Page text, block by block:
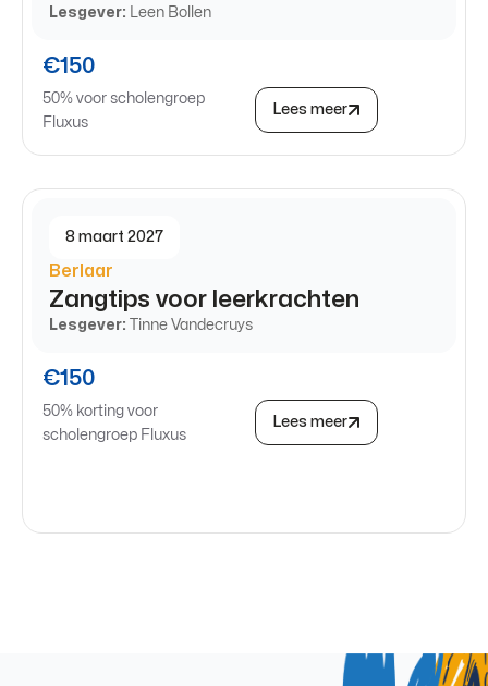
Lesgever: Leen Bollen
€150
50% voor scholengroep
Fluxus
Lees meer
8 maart 2027
Berlaar
Zangtips voor leerkrachten
Lesgever: Tinne Vandecruys
€150
50% korting voor
scholengroep Fluxus
Lees meer